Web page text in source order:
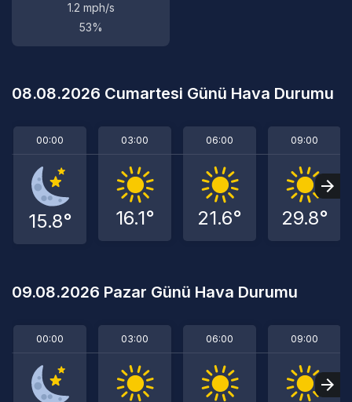
1.2 mph/s
53%
08.08.2026 Cumartesi Günü Hava Durumu
00:00
15.8°
03:00
16.1°
06:00
21.6°
09:00
29.8°
09.08.2026 Pazar Günü Hava Durumu
00:00 03:00 06:00 09:00